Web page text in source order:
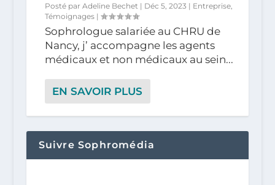
Posté par Adeline Bechet | Déc 5, 2023 | Entreprise,
Témoignages|
Sophrologue salariée au CHRU de
Nancy, j’ accompagne les agents
médicaux et non médicaux au sein...
EN SAVOIR PLUS
Suivre Sophromédia